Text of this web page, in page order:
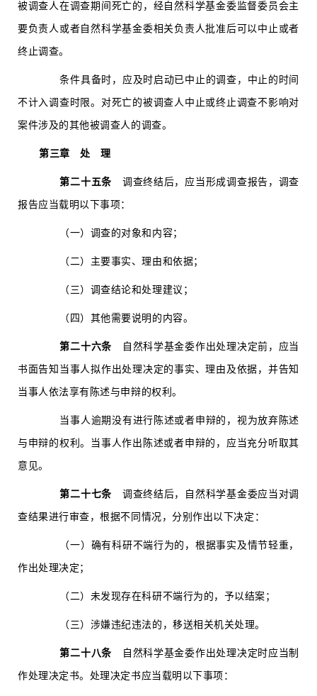
被调查人在调查期间死亡的，经自然科学基金委监督委员会主
要负责人或者自然科学基金委相关负责人批准后可以中止或者
终止调查。
条件具备时，应及时启动已中止的调查，中止的时间
不计入调查时限。对死亡的被调查人中止或终止调查不影响对
案件涉及的其他被调查人的调查。
第三章 处 理
第二十五条 调查终结后，应当形成调查报告，调查
报告应当载明以下事项：
（一）调查的对象和内容；
（二）主要事实、理由和依据；
（三）调查结论和处理建议；
（四）其他需要说明的内容。
第二十六条 自然科学基金委作出处理决定前，应当
书面告知当事人拟作出处理决定的事实、理由及依据，并告知
当事人依法享有陈述与申辩的权利。
当事人逾期没有进行陈述或者申辩的，视为放弃陈述
与申辩的权利。当事人作出陈述或者申辩的，应当充分听取其
意见。
第二十七条 调查终结后，自然科学基金委应当对调
查结果进行审查，根据不同情况，分别作出以下决定：
（一）确有科研不端行为的，根据事实及情节轻重，
作出处理决定；
（二）未发现存在科研不端行为的，予以结案；
（三）涉嫌违纪违法的，移送相关机关处理。
第二十八条 自然科学基金委作出处理决定时应当制
作处理决定书。处理决定书应当载明以下事项：